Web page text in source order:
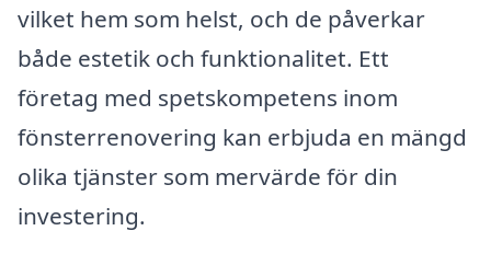
vilket hem som helst, och de påverkar
både estetik och funktionalitet. Ett
företag med spetskompetens inom
fönsterrenovering kan erbjuda en mängd
olika tjänster som mervärde för din
investering.